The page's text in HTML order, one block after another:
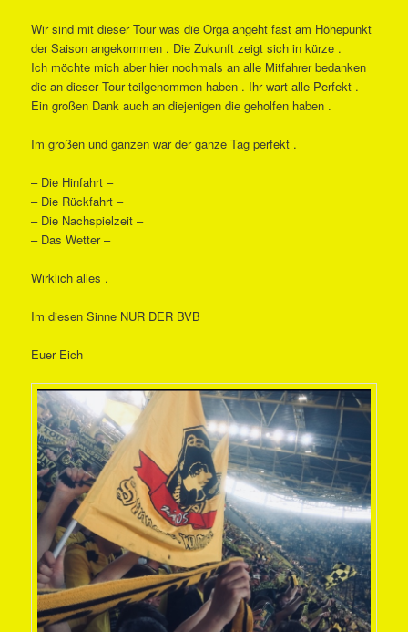
Wir sind mit dieser Tour was die Orga angeht fast am Höhepunkt
der Saison angekommen . Die Zukunft zeigt sich in kürze .
Ich möchte mich aber hier nochmals an alle Mitfahrer bedanken
die an dieser Tour teilgenommen haben . Ihr wart alle Perfekt .
Ein großen Dank auch an diejenigen die geholfen haben .
Im großen und ganzen war der ganze Tag perfekt .
– Die Hinfahrt –
– Die Rückfahrt –
– Die Nachspielzeit –
– Das Wetter –
Wirklich alles .
Im diesen Sinne NUR DER BVB
Euer Eich